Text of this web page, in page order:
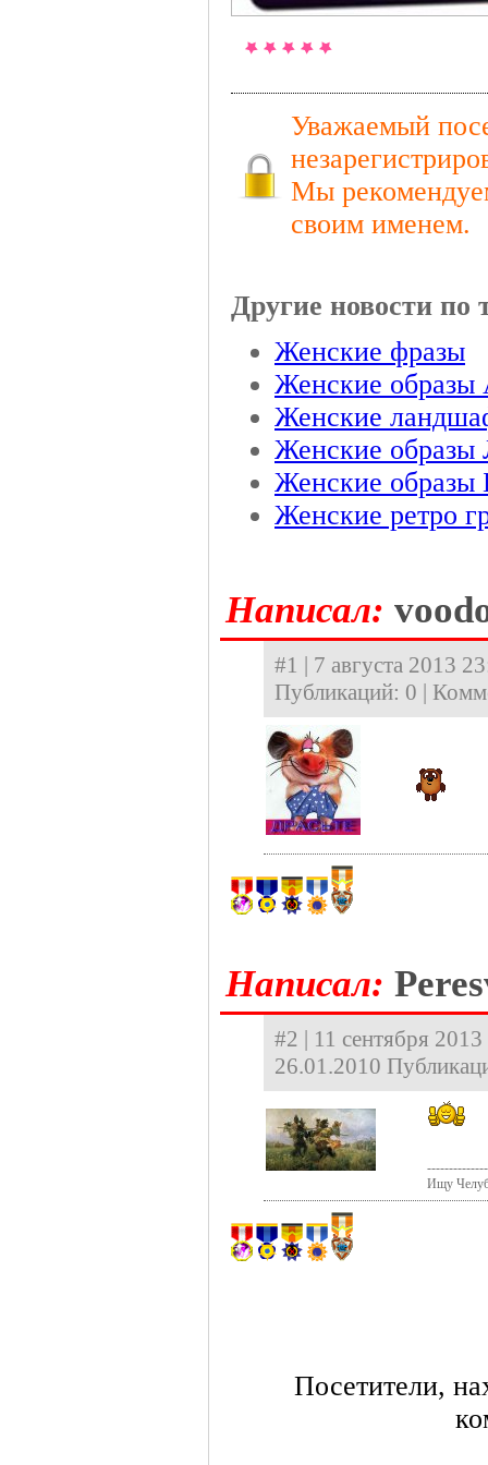
Уважаемый
Мы
своим именем.
Другие новости по
Женские фразы
Женские
Женские
Женские образы
Женские образы
Женские ретро
Hаписал:
#1 | 7 августа 2013
Публикаций: 0 |
Hаписал:
#2 | 11 сентября
26.01.2010
Ищу
Посетители,